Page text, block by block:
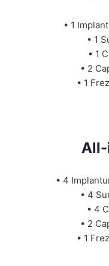
• 1
• 1
• 1
• 2
• 1
• 4
• 4
• 4
• 2
• 1